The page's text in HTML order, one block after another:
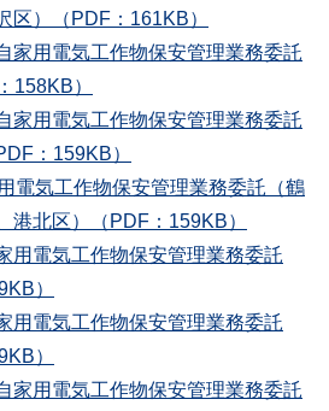
区）（PDF：161KB）
家用電気工作物保安管理業務委託
158KB）
家用電気工作物保安管理業務委託
：159KB）
電気工作物保安管理業務委託（鶴
港北区）（PDF：159KB）
用電気工作物保安管理業務委託
）
用電気工作物保安管理業務委託
）
家用電気工作物保安管理業務委託